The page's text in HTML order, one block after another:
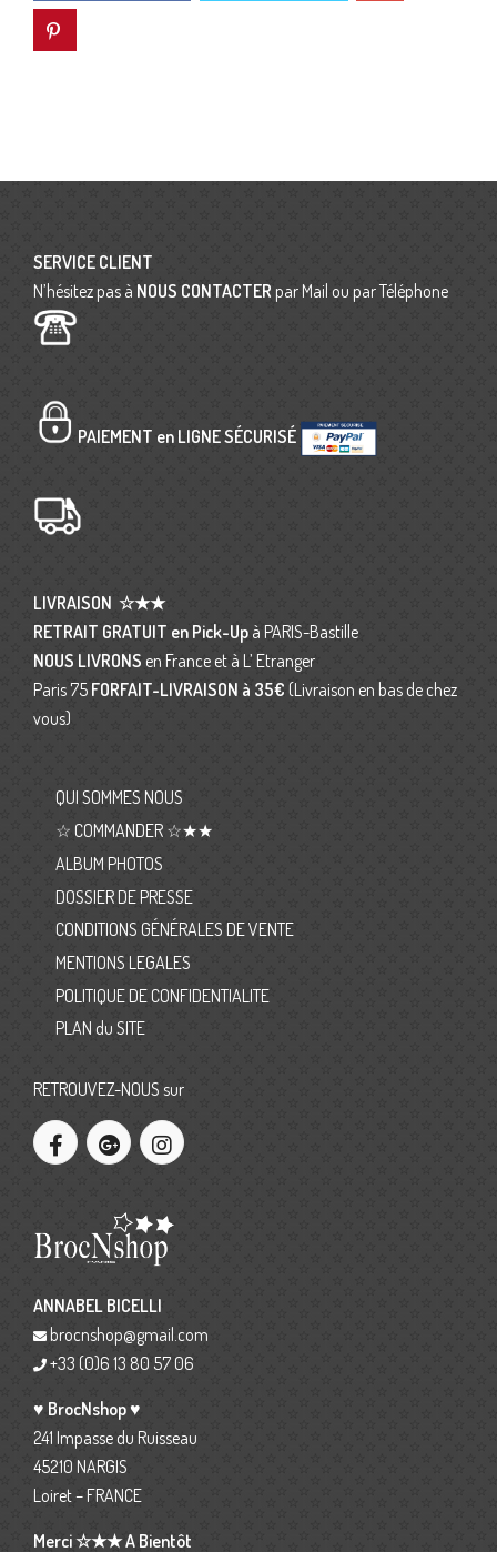
SERVICE CLIENT
N’hésitez pas à NOUS CONTACTER par Mail ou par Téléphone
PAIEMENT en LIGNE SÉCURISÉ
LIVRAISON ☆★★
RETRAIT GRATUIT en Pick-Up à PARIS-Bastille
NOUS LIVRONS en France et à L’ Etranger
Paris 75 FORFAIT-LIVRAISON à 35€ (Livraison en bas de chez
vous)
QUI SOMMES NOUS
☆ COMMANDER ☆★★
ALBUM PHOTOS
DOSSIER DE PRESSE
CONDITIONS GÉNÉRALES DE VENTE
MENTIONS LEGALES
POLITIQUE DE CONFIDENTIALITE
PLAN du SITE
RETROUVEZ-NOUS sur
ANNABEL BICELLI
brocnshop@gmail.com
+33 (0)6 13 80 57 06
♥ BrocNshop ♥
241 Impasse du Ruisseau
45210 NARGIS
Loiret – FRANCE
Merci ☆★★ A Bientôt